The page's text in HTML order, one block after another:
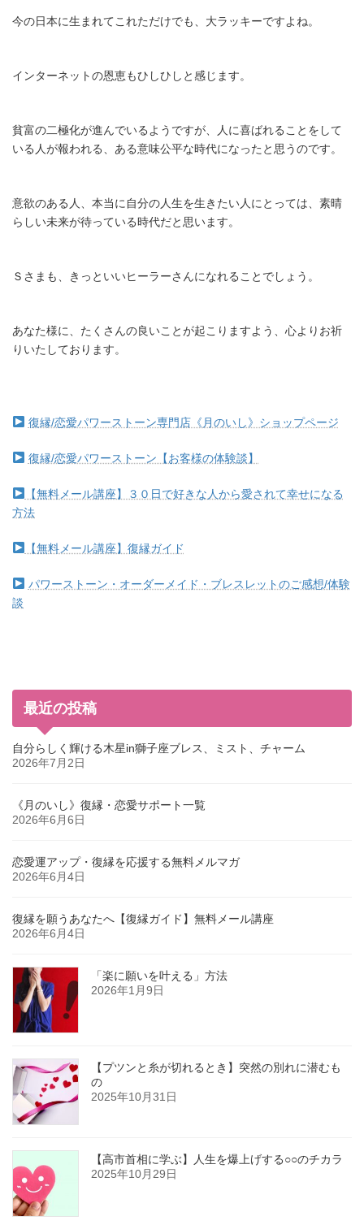
今の日本に生まれてこれただけでも、大ラッキーですよね。
インターネットの恩恵もひしひしと感じます。
貧富の二極化が進んでいるようですが、人に喜ばれることをして
いる人が報われる、ある意味公平な時代になったと思うのです。
意欲のある人、本当に自分の人生を生きたい人にとっては、素晴
らしい未来が待っている時代だと思います。
Ｓさまも、きっといいヒーラーさんになれることでしょう。
あなた様に、たくさんの良いことが起こりますよう、心よりお祈
りいたしております。
復縁/恋愛パワーストーン専門店《月のいし》ショップページ
復縁/恋愛パワーストーン【お客様の体験談】
【無料メール講座】３０日で好きな人から愛されて幸せになる
方法
【無料メール講座】復縁ガイド
パワーストーン・オーダーメイド・ブレスレットのご感想/体験
談
最近の投稿
自分らしく輝ける木星in獅子座ブレス、ミスト、チャーム
2026年7月2日
《月のいし》復縁・恋愛サポート一覧
2026年6月6日
恋愛運アップ・復縁を応援する無料メルマガ
2026年6月4日
復縁を願うあなたへ【復縁ガイド】無料メール講座
2026年6月4日
「楽に願いを叶える」方法
2026年1月9日
【プツンと糸が切れるとき】突然の別れに潜むも
の
2025年10月31日
【高市首相に学ぶ】人生を爆上げする○○のチカラ
2025年10月29日